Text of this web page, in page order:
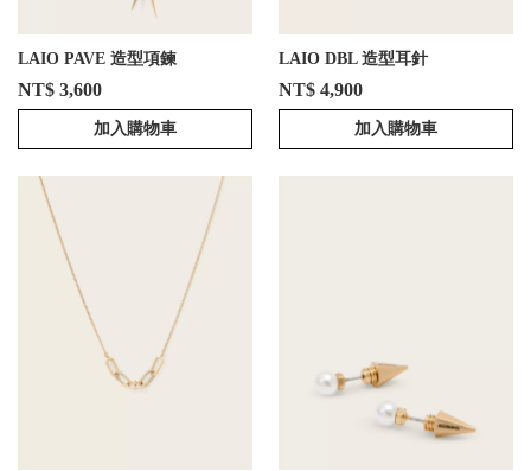
LAIO PAVE 造型項鍊
NT$ 3,600
加入購物車
LAIO DBL 造型耳針
NT$ 4,900
加入購物車